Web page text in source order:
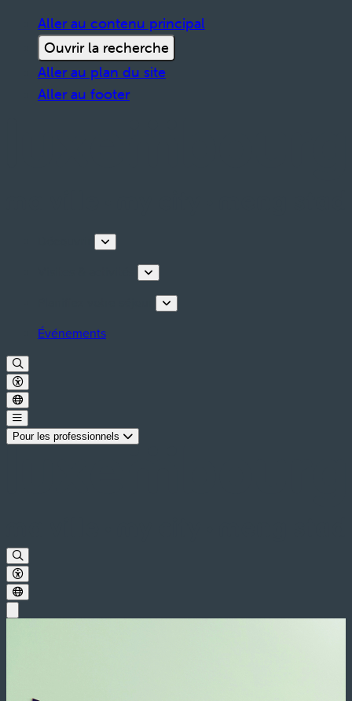
Aller au contenu principal
Ouvrir la recherche
Aller au plan du site
Aller au footer
Événements
Pour les professionnels